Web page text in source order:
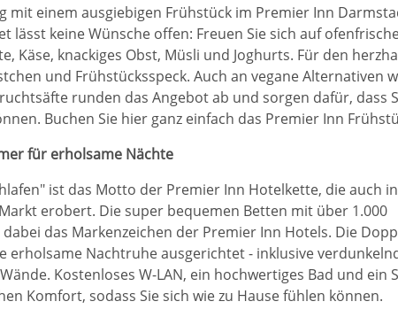
mit einem ausgiebigen Frühstück im Premier Inn
lässt keine Wünsche offen: Freuen Sie sich auf
Käse, knackiges Obst, Müsli und Joghurts. Für den
und Frühstücksspeck. Auch an vegane Alternativen
runden das Angebot ab und sorgen dafür, dass
Buchen Sie hier ganz einfach das Premier Inn
für erholsame Nächte
ist das Motto der Premier Inn Hotelkette, die auch
erobert. Die super bequemen Betten mit über 1.000
das Markenzeichen der Premier Inn Hotels. Die
erholsame Nachtruhe ausgerichtet - inklusive
Kostenloses W-LAN, ein hochwertiges Bad und ein
Komfort, sodass Sie sich wie zu Hause fühlen können.